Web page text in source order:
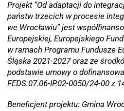
Projekt “Od adaptacji do
państw trzecich w procesie
we Wrocławiu” jest
Europejskiej, Europejskiego
w ramach Programu Fundusze
Śląska 2021-2027 oraz ze
podstawie umowy o
FEDS.07.06-IP.02-0050/24-00 z
Beneficjent projektu: Gmina